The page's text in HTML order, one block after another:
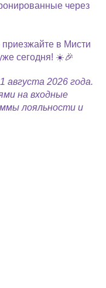
через
в Мисти
сегодня! ☀️🎉
августа 2026 года.
на входные
лояльности и